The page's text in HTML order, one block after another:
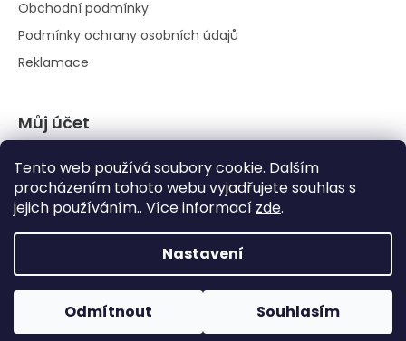
Tento web používá soubory cookie. Dalším
procházením tohoto webu vyjadřujete souhlas s
jejich používáním.. Více informací zde.
Nastavení
Odmítnout Souhlasím
Obchodní podmínky
Podmínky ochrany osobních údajů
Reklamace
Můj účet
Registrace
Historie objednávek
Vytvořil Shoptet Anque Media
Copyright 2026Pestovani.cz. Všechna práva vyhrazena.